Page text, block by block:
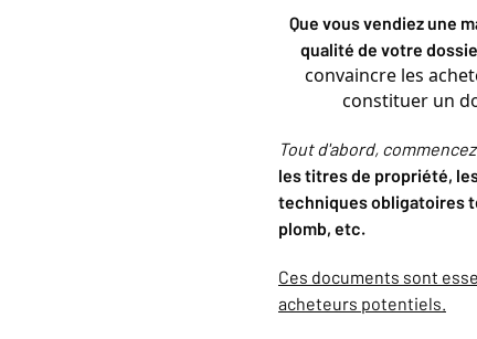
Que vous vendiez une
qualité de votre
convaincre les
constituer un
Tout d'abord,
les titres de propriété,
techniques obligatoires
plomb, etc.
Ces documents sont
acheteurs potentiels.